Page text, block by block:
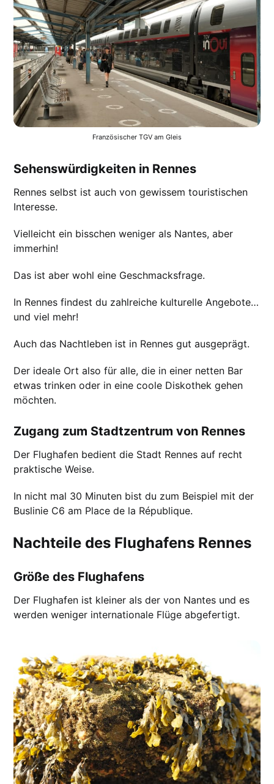
Französischer TGV am Gleis
Sehenswürdigkeiten in Rennes
Rennes selbst ist auch von gewissem touristischen
Interesse.
Vielleicht ein bisschen weniger als Nantes, aber
immerhin!
Das ist aber wohl eine Geschmacksfrage.
In Rennes findest du zahlreiche kulturelle Angebote…
und viel mehr!
Auch das Nachtleben ist in Rennes gut ausgeprägt.
Der ideale Ort also für alle, die in einer netten Bar
etwas trinken oder in eine coole Diskothek gehen
möchten.
Zugang zum Stadtzentrum von Rennes
Der Flughafen bedient die Stadt Rennes auf recht
praktische Weise.
In nicht mal 30 Minuten bist du zum Beispiel mit der
Buslinie C6 am Place de la République.
Nachteile des Flughafens Rennes
Größe des Flughafens
Der Flughafen ist kleiner als der von Nantes und es
werden weniger internationale Flüge abgefertigt.